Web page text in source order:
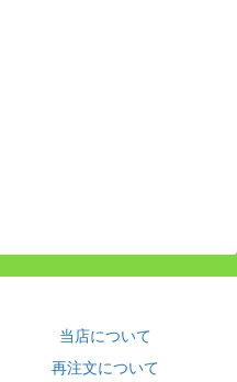
当店について
再注文について